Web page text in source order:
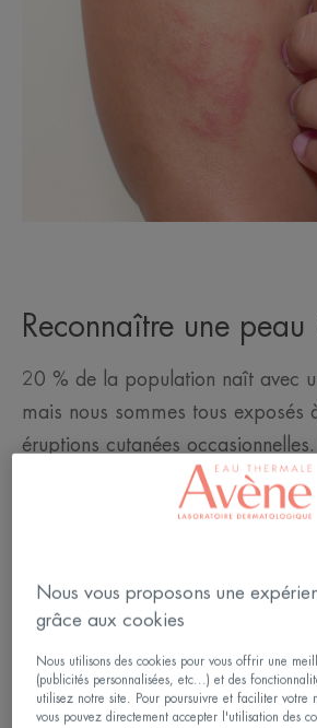
Reconnaître une peau
20 % de la population naît avec
mais nous sommes tous exposés
éruptions cutanées
quotidien, frottements, utilisation
tolérés, climat, infections…ces
sécheresse, fissures…et vous le
Lire plus
Nous vous proposons une
grâce aux cookies
Nous utilisons des cookies pour vous offrir une
(publicités personnalisées, etc...) et des
utilisez notre site. Pour poursuivre et faciliter votre
vous pouvez directement accepter l'utilisation des